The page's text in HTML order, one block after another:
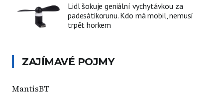
Lidl šokuje geniální vychytávkou za
padesátikorunu. Kdo má mobil, nemusí
trpět horkem
ZAJÍMAVÉ POJMY
MantisBT